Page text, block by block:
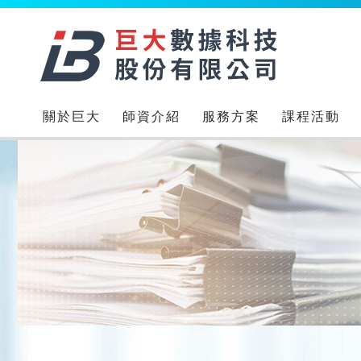
關於巨大 師資介紹 服務方案 課程活動